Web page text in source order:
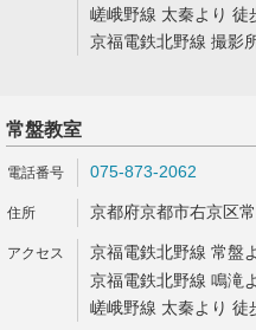
嵯峨野線 太秦より 徒
京福電鉄北野線 撮影
常盤教室
075-873-2062
京都府京都市右京区
京福電鉄北野線 常盤
京福電鉄北野線 鳴滝
嵯峨野線 太秦より 徒